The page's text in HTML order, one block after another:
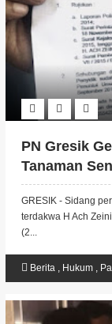
PN Gresik
Tanaman
GRESIK - Sidang
terdakwa H Ach
(2...
Berita, Hukum,